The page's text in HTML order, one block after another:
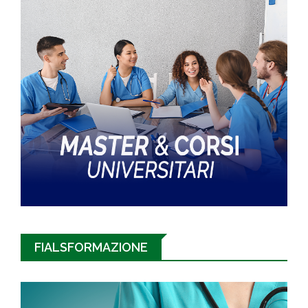
FIALSFORMAZIONE